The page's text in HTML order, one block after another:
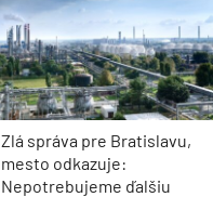
Zlá správa pre Bratislavu,
mesto odkazuje:
Nepotrebujeme ďalšiu